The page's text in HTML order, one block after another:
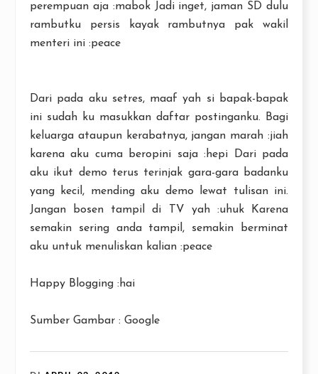
perempuan aja :mabok Jadi inget, jaman SD dulu
rambutku persis kayak rambutnya pak wakil
menteri ini :peace
Dari pada aku setres, maaf yah si bapak-bapak
ini sudah ku masukkan daftar postinganku. Bagi
keluarga ataupun kerabatnya, jangan marah :jiah
karena aku cuma beropini saja :hepi Dari pada
aku ikut demo terus terinjak gara-gara badanku
yang kecil, mending aku demo lewat tulisan ini.
Jangan bosen tampil di TV yah :uhuk Karena
semakin sering anda tampil, semakin berminat
aku untuk menuliskan kalian :peace
Happy Blogging :hai
Sumber Gambar : Google